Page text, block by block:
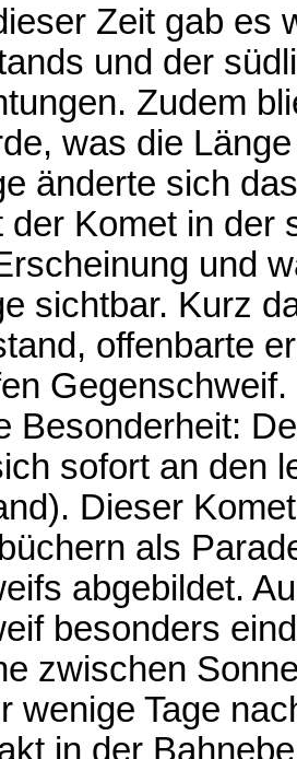
Zeit gab es
und der
Zudem
was die
änderte sich
der Komet in der
und
sichtbar. Kurz
offenbarte
Gegenschweif.
Besonderheit:
sofort an den
Dieser
als
abgebildet.
besonders
zwischen
wenige Tage
in der